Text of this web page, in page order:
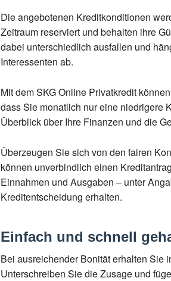
Die angebotenen Kreditkonditionen
Zeitraum reserviert und behalten ihre
dabei unterschiedlich ausfallen und
Interessenten ab.
Mit dem SKG Online Privatkredit
dass Sie monatlich nur eine niedrigere
Überblick über Ihre Finanzen und die
Überzeugen Sie sich von den fairen
können unverbindlich einen
Einnahmen und Ausgaben – unter
Kreditentscheidung erhalten.
Einfach und schnell
Bei ausreichender Bonität erhalten Sie
Unterschreiben Sie die Zusage und